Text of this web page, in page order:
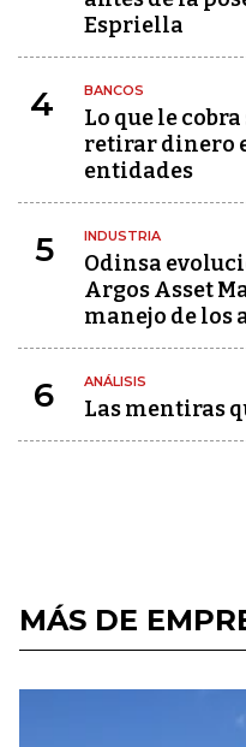
Espriella
4 BANCOS
Lo que le
retirar dinero
entidades
5 INDUSTRIA
Odinsa
Argos Asset
manejo de los
6 ANÁLISIS
Las mentiras
MÁS DE